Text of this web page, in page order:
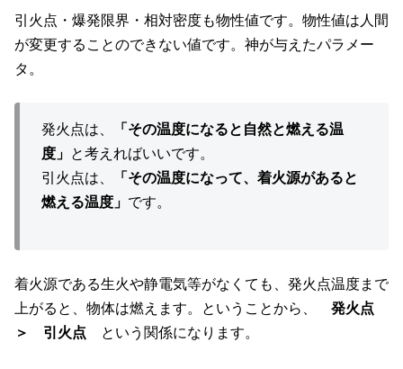
引火点・爆発限界・相対密度も物性値です。物性値は人間
が変更することのできない値です。神が与えたパラメー
タ。
発火点は、
「その温度になると自然と燃える温
度」 と考えればいいです。
引火点は、
「その温度になって、着火源があると
燃える温度」 です。
着火源である生火や静電気等がなくても、発火点温度まで
上がると、物体は燃えます。ということから、 発火点
＞ 引火点
という関係になります。